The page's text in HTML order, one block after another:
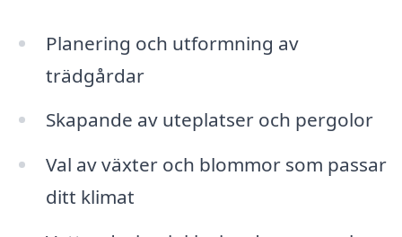
Planering och utformning av
trädgårdar
Skapande av uteplatser och pergolor
Val av växter och blommor som passar
ditt klimat